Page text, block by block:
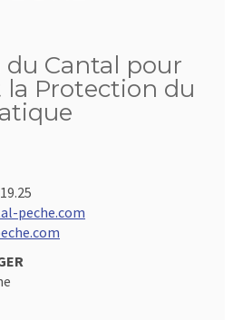
du Cantal pour
la Protection du
peche.com